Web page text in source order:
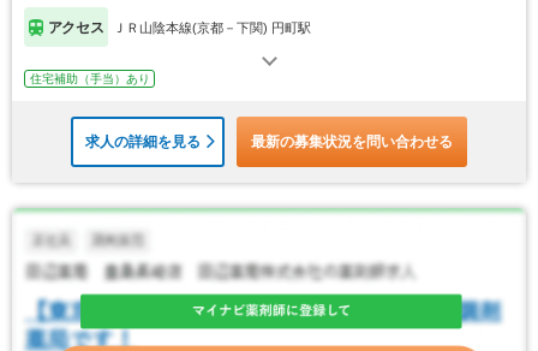
アクセス ＪＲ山陰本線(京都－下関) 円町駅
住宅補助（手当）あり
求人の詳細を見る 最新の募集状況を問い合わせる